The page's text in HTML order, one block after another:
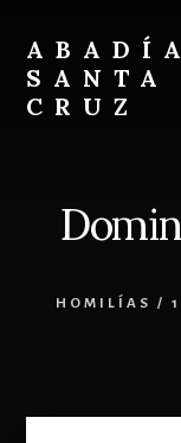
content
footer
ABADÍA
SANTA
CRUZ
HOMILÍAS /